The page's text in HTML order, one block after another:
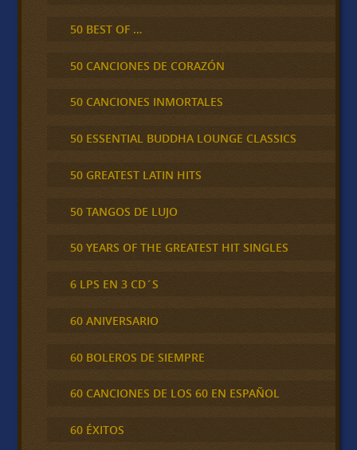
50 BEST OF …
50 CANCIONES DE CORAZÓN
50 CANCIONES INMORTALES
50 ESSENTIAL BUDDHA LOUNGE CLASSICS
50 GREATEST LATIN HITS
50 TANGOS DE LUJO
50 YEARS OF THE GREATEST HIT SINGLES
6 LPS EN 3 CD´S
60 ANIVERSARIO
60 BOLEROS DE SIEMPRE
60 CANCIONES DE LOS 60 EN ESPAÑOL
60 ÉXITOS